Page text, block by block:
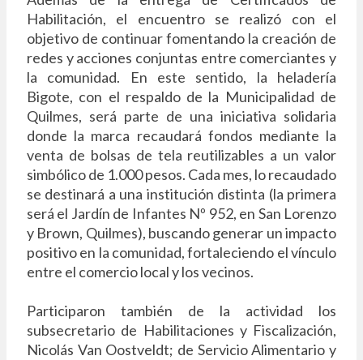
Habilitación, el encuentro se realizó con el
objetivo de continuar fomentando la creación de
redes y acciones conjuntas entre comerciantes y
la comunidad. En este sentido, la heladería
Bigote, con el respaldo de la Municipalidad de
Quilmes, será parte de una iniciativa solidaria
donde la marca recaudará fondos mediante la
venta de bolsas de tela reutilizables a un valor
simbólico de 1.000 pesos. Cada mes, lo recaudado
se destinará a una institución distinta (la primera
será el Jardín de Infantes Nº 952, en San Lorenzo
y Brown, Quilmes), buscando generar un impacto
positivo en la comunidad, fortaleciendo el vínculo
entre el comercio local y los vecinos.
Participaron también de la actividad los
subsecretario de Habilitaciones y Fiscalización,
Nicolás Van Oostveldt; de Servicio Alimentario y